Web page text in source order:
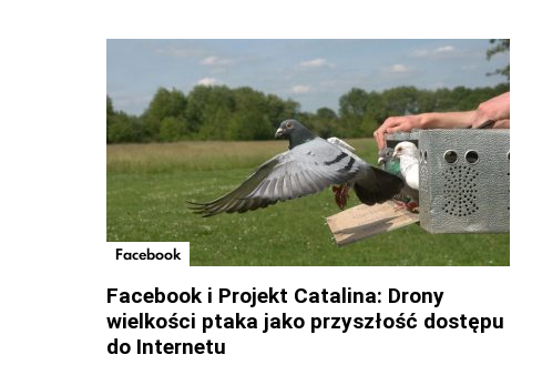
Facebook
Facebook i Projekt Catalina: Drony
wielkości ptaka jako przyszłość dostępu
do Internetu